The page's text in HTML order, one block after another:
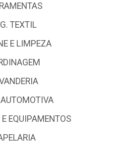
TEXTIL
E LIMPEZA
EQUIPAMENTOS